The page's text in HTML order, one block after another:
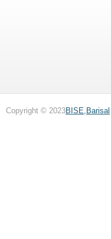
Copyright © 2023BISE,Barisal